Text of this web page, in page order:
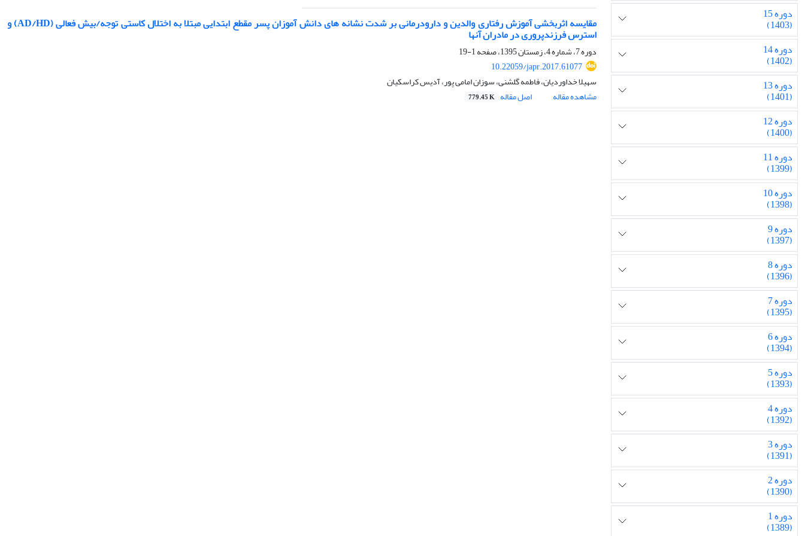
دوره 15
(1403)
دوره 14
(1402)
دوره 13
(1401)
دوره 12
(1400)
دوره 11
(1399)
دوره 10
(1398)
دوره 9
(1397)
دوره 8
(1396)
دوره 7
(1395)
دوره 6
(1394)
دوره 5
(1393)
دوره 4
(1392)
دوره 3
(1391)
دوره 2
(1390)
دوره 1
(1389)
مقایسه اثربخشی آموزش رفتاری والدین و دارودرمانی بر شدت نشانه های دانش آموزان پسر مقطع ابتدایی مبتلا به اختلال کاستی توجه/بیش فعالی (AD/HD) و
استرس فرزندپروری در مادران آنها
دوره 7، شماره 4، زمستان 1395، صفحه
1-19
10.22059/japr.2017.61077
سهیلا خداوردیان، فاطمه گلشنی، سوزان امامی پور، آدیس کراسکیان
مشاهده مقاله
اصل مقاله 779.45 K